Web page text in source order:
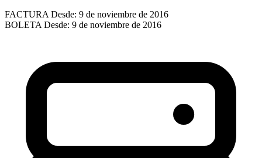
FACTURA Desde: 9 de noviembre de 2016
BOLETA Desde: 9 de noviembre de 2016